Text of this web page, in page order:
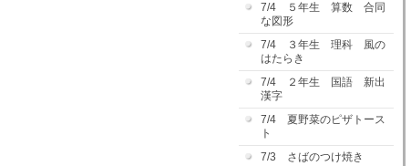
7/4 ５年生 算数 合同
な図形
7/4 ３年生 理科 風の
はたらき
7/4 ２年生 国語 新出
漢字
7/4 夏野菜のピザトース
ト
7/3 さばのつけ焼き